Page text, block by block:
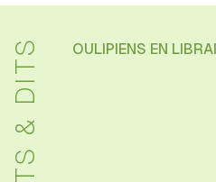
FAITS & DITS